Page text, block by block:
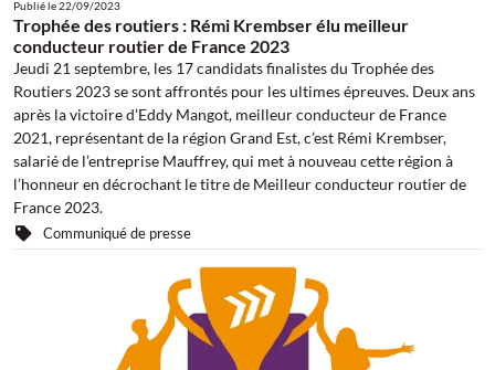
Trophée des routiers : Rémi Krembser élu meilleur
conducteur routier de France 2023
Publié le22/09/2023
Jeudi 21 septembre, les 17 candidats finalistes du Trophée des
Routiers 2023 se sont affrontés pour les ultimes épreuves. Deux ans
après la victoire d’Eddy Mangot, meilleur conducteur de France
2021, représentant de la région Grand Est, c’est Rémi Krembser,
salarié de l’entreprise Mauffrey, qui met à nouveau cette région à
l’honneur en décrochant le titre de Meilleur conducteur routier de
France 2023.
Communiqué de presse